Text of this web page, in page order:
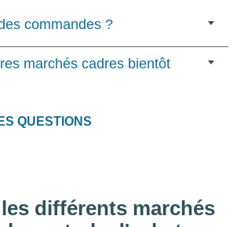
commandes ?
marchés cadres bientôt
QUESTIONS
différents marchés